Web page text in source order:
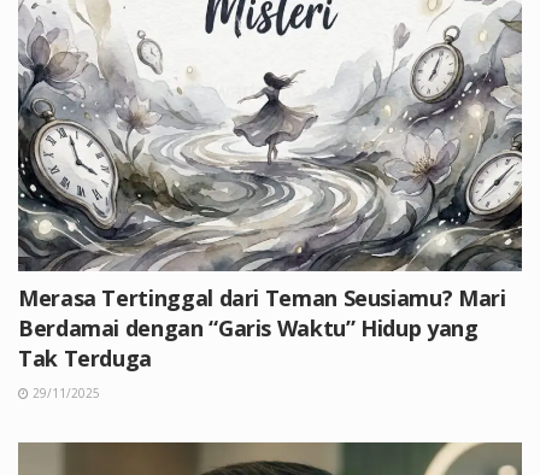
Merasa Tertinggal dari Teman Seusiamu? Mari
Berdamai dengan “Garis Waktu” Hidup yang
Tak Terduga
29/11/2025